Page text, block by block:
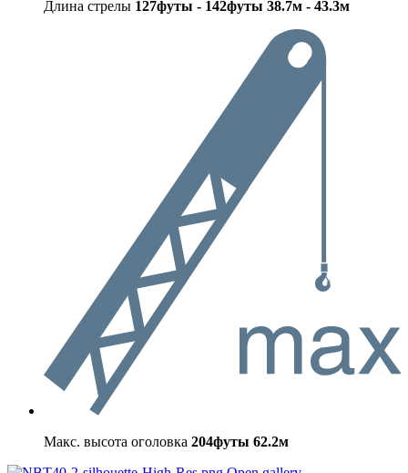
Длина стрелы 127футы - 142футы 38.7м - 43.3м
Макс. высота оголовка 204футы 62.2м